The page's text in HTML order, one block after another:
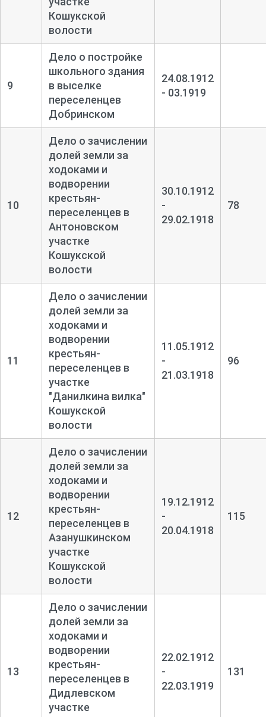
Кошукской
волости
9
Дело о постройке
школьного здания
в выселке
переселенцев
Добринском
24.08.1912
- 03.1919
10
Дело о зачислении
долей земли за
ходоками и
водворении
крестьян-
переселенцев в
Антоновском
участке
Кошукской
волости
30.10.1912
-
29.02.1918
78
11
Дело о зачислении
долей земли за
ходоками и
водворении
крестьян-
переселенцев в
участке
"Данилкина вилка"
Кошукской
волости
11.05.1912
-
21.03.1918
96
12
Дело о зачислении
долей земли за
ходоками и
водворении
крестьян-
переселенцев в
Азанушкинском
участке
Кошукской
волости
19.12.1912
-
20.04.1918
115
13
Дело о зачислении
долей земли за
ходоками и
водворении
крестьян-
переселенцев в
Дидлевском
участке
22.02.1912
-
22.03.1919
131